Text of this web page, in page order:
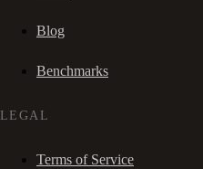
Blog
Benchmarks
LEGAL
Terms of Service